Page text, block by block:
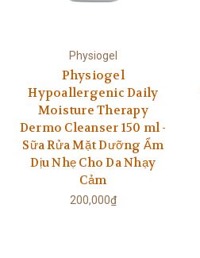
Physiogel
Physiogel
Hypoallergenic Daily
Moisture Therapy
Dermo Cleanser 150 ml -
Sữa Rửa Mặt Dưỡng Ẩm
Dịu Nhẹ Cho Da Nhạy
Cảm
200,000₫